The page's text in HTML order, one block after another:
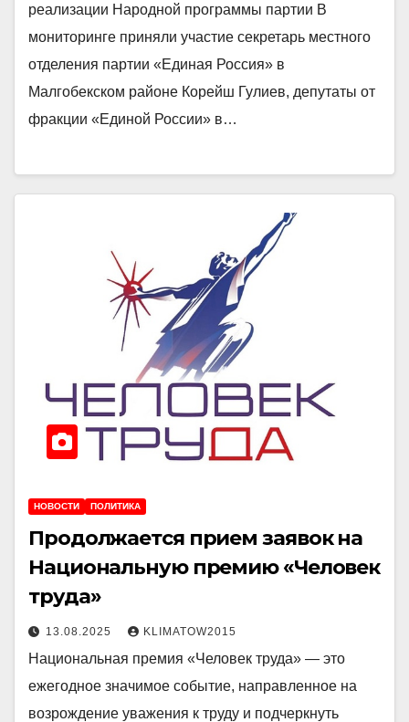
реализации Народной программы партии В
мониторинге приняли участие секретарь местного
отделения партии «Единая Россия» в
Малгобекском районе Корейш Гулиев, депутаты от
фракции «Единой России» в…
НОВОСТИ ПОЛИТИКА
Продолжается прием заявок на
Национальную премию «Человек
труда»
13.08.2025 KLIMATOW2015
Национальная премия «Человек труда» — это
ежегодное значимое событие, направленное на
возрождение уважения к труду и подчеркнуть